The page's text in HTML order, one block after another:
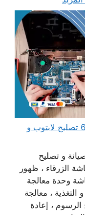
مهندس كمبيوتر الصليبية 65511033 تصليح لابتوب و
و تصليح
الزرقاء ، ظهور
وحدة معالجة
، معالجة
الرسوم ، إعادة